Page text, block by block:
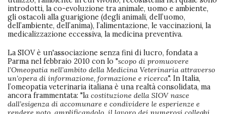
introdotti, la co-evoluzione tra animale, uomo e ambiente,
gli ostacoli alla guarigione (degli animali, dell’uomo,
dell’ambiente, dell’anima), l’alimentazione, le vaccinazioni, la
medicalizzazione eccessiva, la medicina preventiva.
La SIOV è un'associazione senza fini di lucro, fondata a
Parma nel febbraio 2010 con lo "scopo di promuovere
l’Omeopatia nell’ambito della Medicina Veterinaria attraverso
un’opera di informazione, formazione e ricerca". In Italia,
l’omeopatia veterinaria italiana è una realtà consolidata, ma
ancora frammentata: "la costituzione della SIOV nasce
dall’esigenza di accomunare e condividere le esperienze e